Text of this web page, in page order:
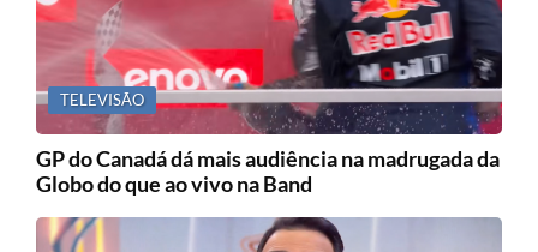
TELEVISÃO
GP do Canadá dá mais audiência na madrugada da
Globo do que ao vivo na Band